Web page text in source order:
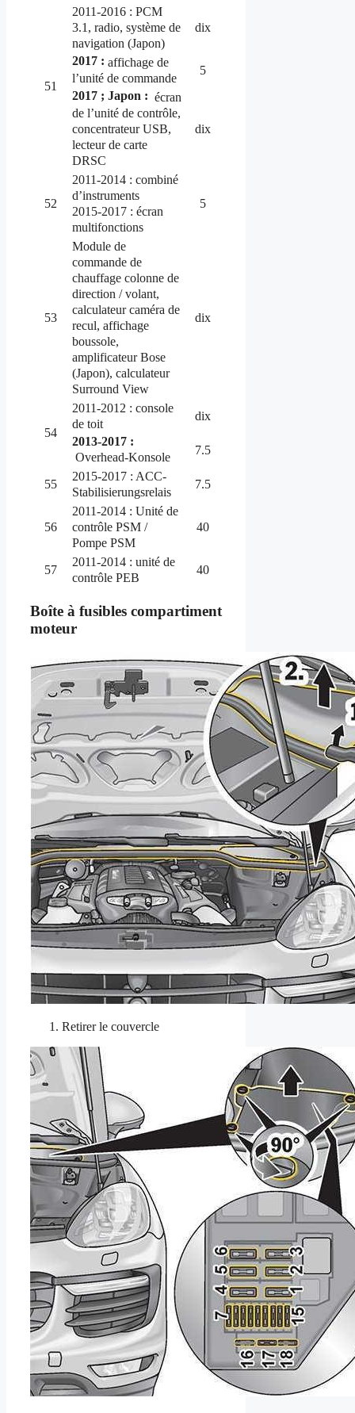
51
2011-2016 : PCM
3.1, radio, système de
navigation (Japon)
dix
2017 : affichage de
l’unité de commande
5
2017 ; Japon : écran
de l’unité de contrôle,
concentrateur USB,
lecteur de carte
DRSC
dix
52
2011-2014 : combiné
d’instruments
2015-2017 : écran
multifonctions
5
53
Module de
commande de
chauffage colonne de
direction / volant,
calculateur caméra de
recul, affichage
boussole,
amplificateur Bose
(Japon), calculateur
Surround View
dix
54
2011-2012 : console
de toit
dix
2013-2017 :
Overhead-Konsole
7.5
55
2015-2017 : ACC-
Stabilisierungsrelais
7.5
56
2011-2014 : Unité de
contrôle PSM /
Pompe PSM
40
57
2011-2014 : unité de
contrôle PEB
40
Boîte à fusibles compartiment
moteur
Retirer le couvercle